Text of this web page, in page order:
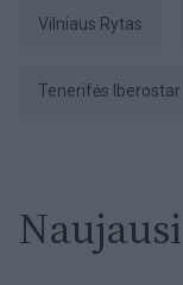
Vilniaus Rytas
Tenerifės Iberostar